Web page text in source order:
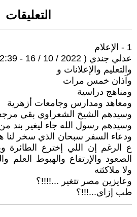
التعليقات
1 - الإعلام
عدلي جندي ( 2022 / 10 / 16 - 22:39 )
والتعليم والإعلانات و
وآذان خمس مرات
ومناهج دراسية
ومعاهد ومدارس وجامعات أزهرية
وسيدهم الشيخ الشعراوي بقي
وسيدهم رسول الله جاء ليغير بند من
ودعاء السفر سبحان الذي سخر لنا
ع الرغم إن اللي إخترع الطائرة
الصعود والإرتفاع والهبوط العلم
ولا ملاكئته
وعايزين مصر تتغير ...!!!!؟
طب إزاي...!!!؟